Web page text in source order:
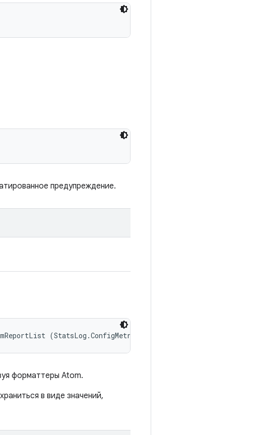
предупреждение.
(StatsLog.ConfigMetricsReportList reportList)
форматтеры Atom.
в виде значений,